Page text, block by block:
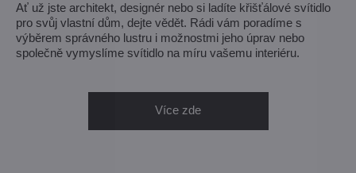
Ať už jste architekt, designér nebo si ladíte křišťálové svítidlo
pro svůj vlastní dům, dejte vědět. Rádi vám poradíme s
výběrem správného lustru i možnostmi jeho úprav nebo
společně vymyslíme svítidlo na míru vašemu interiéru.
Více zde